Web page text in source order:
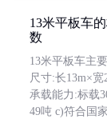
13米平板车
数
13米平板车主
尺寸:长13m×宽
承载能力:标载
49吨 c)符合国